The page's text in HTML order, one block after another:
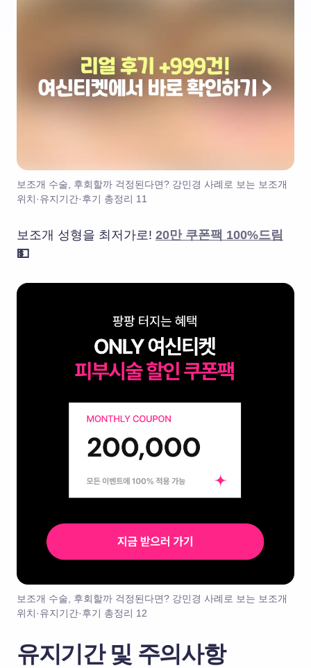
보조개 수술, 후회할까 걱정된다면? 강민경 사례로 보는 보조개
위치·유지기간·후기 총정리 11
보조개 성형을 최저가로! 20만 쿠폰팩 100%드림
💵
보조개 수술, 후회할까 걱정된다면? 강민경 사례로 보는 보조개
위치·유지기간·후기 총정리 12
유지기간 및 주의사항